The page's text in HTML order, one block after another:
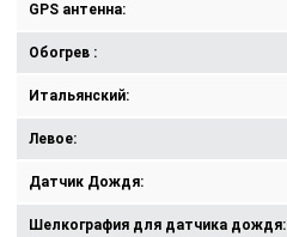
GPS антенна:
Обогрев :
Итальянский:
Левое:
Датчик Дождя:
Шелкография для датчика дождя: